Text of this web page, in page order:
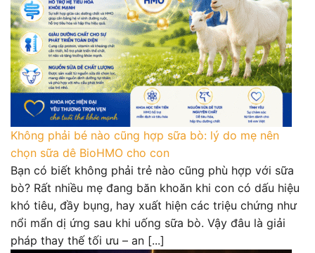
Không phải bé nào cũng hợp sữa bò: lý do mẹ nên
chọn sữa dê BioHMO cho con
Bạn có biết không phải trẻ nào cũng phù hợp với sữa
bò? Rất nhiều mẹ đang băn khoăn khi con có dấu hiệu
khó tiêu, đầy bụng, hay xuất hiện các triệu chứng như
nổi mẩn dị ứng sau khi uống sữa bò. Vậy đâu là giải
pháp thay thế tối ưu – an [...]